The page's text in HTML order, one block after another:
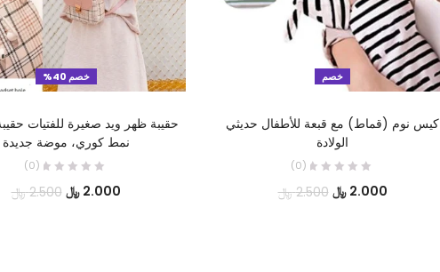
خصم 40%
حقيبة ظهر ويد صغيرة للفتيات
نمط كوري، موضة جديدة
(0)
2.000 ﷼السعر
2.500 ﷼
خصم
كيس نوم (قماط) مع قبعة للأطفال حديثي
الولادة
(0)
2.000 ﷼السعر
2.500 ﷼السعر
تحديد أحد الخيارات